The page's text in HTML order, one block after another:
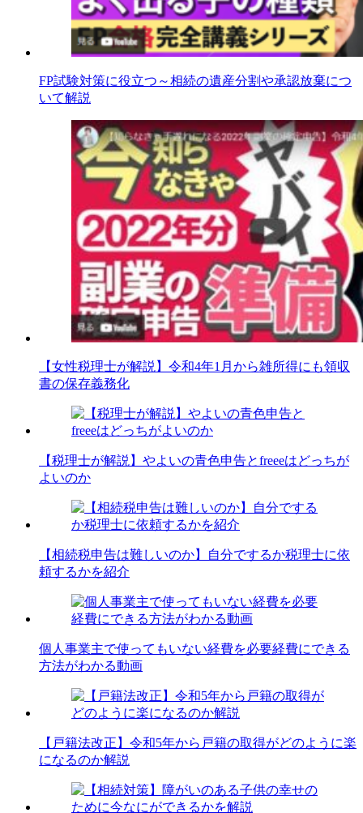
FP試験対策に役立つ～相続の遺産分割や承認放棄につ
いて解説
【女性税理士が解説】令和4年1月から雑所得にも領収
書の保存義務化
【税理士が解説】やよいの青色申告とfreeeはどっちが
よいのか
【相続税申告は難しいのか】自分でするか税理士に依
頼するかを紹介
個人事業主で使ってもいない経費を必要経費にできる
方法がわかる動画
【戸籍法改正】令和5年から戸籍の取得がどのように楽
になるのか解説